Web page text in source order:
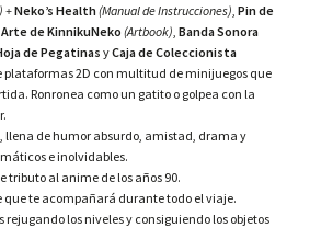
+Neko’s Health(Manual de Instrucciones) ,Pin de
Arte de KinnikuNeko (Artbook) ,Banda Sonora
de Pegatinas yCaja de Coleccionista
plataformas 2D con multitud de minijuegos que
Ronronea como un gatito o golpea con la
llena de humor absurdo, amistad, drama y
e inolvidables.
tributo al anime de los años 90.
que te acompañará durante todo el viaje.
rejugando los niveles y consiguiendo los objetos